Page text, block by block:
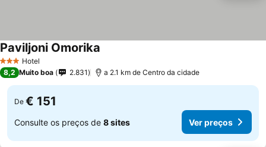
3 EstrelasHotel
Paviljoni Omorika
8,2 Muito boa 2.831 a 2.1 km de Centro da cidade
De € 151
Consulte os preços de 8 sites Ver preços